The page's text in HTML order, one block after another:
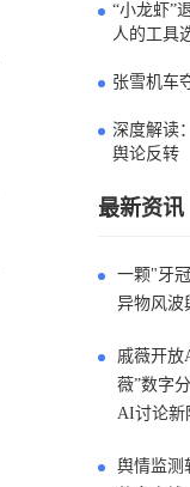
“小龙虾”
人的工具
张雪机车
深度解读
舆论反转
最新资讯
一颗"牙
异物风波
戚薇开放
薇”数字
AI讨论新
舆情监测